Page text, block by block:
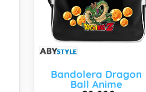
Bandolera Dragon
Ball Anime